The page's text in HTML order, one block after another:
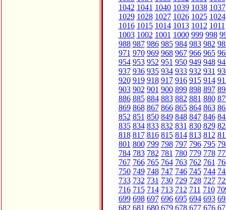
1042 1041 1040 1039 1038 1037
1029 1028 1027 1026 1025 1024
1016 1015 1014 1013 1012 1011
1003 1002 1001 1000 999 998
988 987 986 985 984 983 982
971 970 969 968 967 966 965
954 953 952 951 950 949 948
937 936 935 934 933 932 931
920 919 918 917 916 915 914
903 902 901 900 899 898 897
886 885 884 883 882 881 880
869 868 867 866 865 864 863
852 851 850 849 848 847 846
835 834 833 832 831 830 829
818 817 816 815 814 813 812
801 800 799 798 797 796 795
784 783 782 781 780 779 778
767 766 765 764 763 762 761
750 749 748 747 746 745 744
733 732 731 730 729 728 727
716 715 714 713 712 711 710
699 698 697 696 695 694 693
682 681 680 679 678 677 676